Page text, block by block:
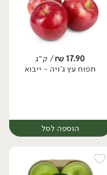
יח׳ ק״ג
17.90
₪/ ק״ג
תפוח עץ ג'ויה - ייבוא
הוספה לסל